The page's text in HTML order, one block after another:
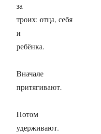
за
троих: отца, себя
и
ребёнка.
Вначале
притягивают.
Потом
удерживают.